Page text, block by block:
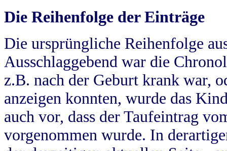
Die Reihenfolge der Einträge
Die ursprüngliche Reihenfolge
Ausschlaggebend war die
z.B. nach der Geburt krank war,
anzeigen konnten, wurde das
auch vor, dass der Taufeintrag
vorgenommen wurde. In